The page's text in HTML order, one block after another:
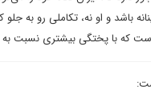
باشد و او نه، تکاملی رو به
است که با پختگی بیشتری نسبت